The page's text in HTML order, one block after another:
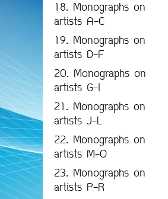
18. Monographs on
artists A-C
19. Monographs on
artists D-F
20. Monographs on
artists G-I
21. Monographs on
artists J-L
22. Monographs on
artists M-O
23. Monographs on
artists P-R